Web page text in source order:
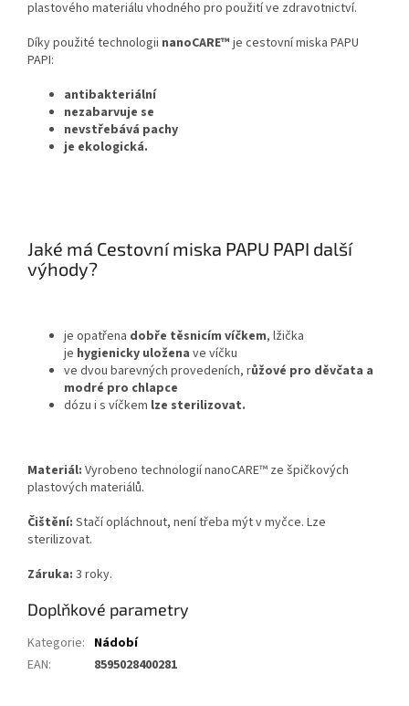
plastového materiálu vhodného pro použití ve zdravotnictví.
Díky použité technologii nanoCARE™ je cestovní miska PAPU
PAPI:
antibakteriální
nezabarvuje se
nevstřebává pachy
je ekologická.
Jaké má Cestovní miska PAPU PAPI další
výhody?
je opatřena dobře těsnicím víčkem, lžička
je hygienicky uložena ve víčku
ve dvou barevných provedeních, růžové pro děvčata a
modré pro chlapce
dózu i s víčkem lze sterilizovat.
Materiál: Vyrobeno technologií nanoCARE™ ze špičkových
plastových materiálů.
Čištění: Stačí opláchnout, není třeba mýt v myčce. Lze
sterilizovat.
Záruka: 3 roky.
Doplňkové parametry
Kategorie: Nádobí
EAN: 8595028400281